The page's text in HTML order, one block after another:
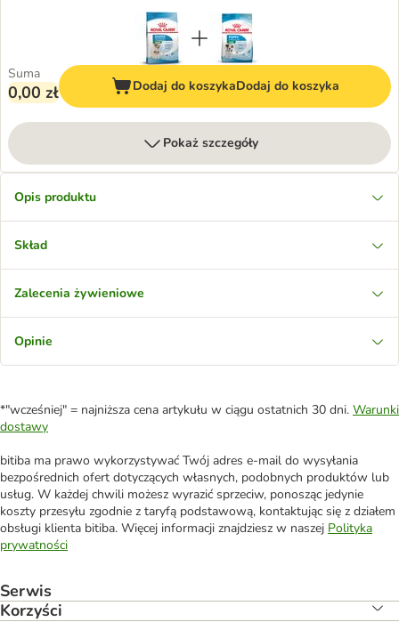
Suma
0,00 zł Dodaj do koszykaDodaj do koszyka
Pokaż szczegóły
Opis produktu
Skład
Zalecenia żywieniowe
Opinie
*"wcześniej" = najniższa cena artykułu w ciągu ostatnich 30 dni. Warunki
dostawy
bitiba ma prawo wykorzystywać Twój adres e-mail do wysyłania
bezpośrednich ofert dotyczących własnych, podobnych produktów lub
usług. W każdej chwili możesz wyrazić sprzeciw, ponosząc jedynie
koszty przesyłu zgodnie z taryfą podstawową, kontaktując się z działem
obsługi klienta bitiba. Więcej informacji znajdziesz w naszej Polityka
prywatności
Serwis
Korzyści